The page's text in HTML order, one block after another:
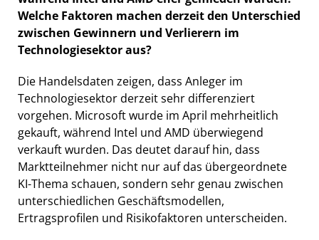
Welche Faktoren machen derzeit den Unterschied
zwischen Gewinnern und Verlierern im
Technologiesektor aus?
Die Handelsdaten zeigen, dass Anleger im
Technologiesektor derzeit sehr differenziert
vorgehen. Microsoft wurde im April mehrheitlich
gekauft, während Intel und AMD überwiegend
verkauft wurden. Das deutet darauf hin, dass
Marktteilnehmer nicht nur auf das übergeordnete
KI-Thema schauen, sondern sehr genau zwischen
unterschiedlichen Geschäftsmodellen,
Ertragsprofilen und Risikofaktoren unterscheiden.